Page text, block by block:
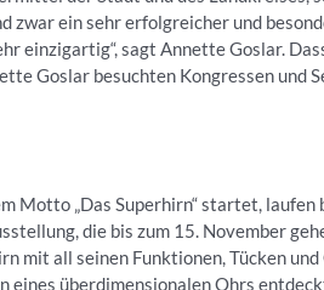
ein sehr erfolgreicher und
einzigartig“, sagt Annette Goslar.
Goslar besuchten Kongressen und
Motto „Das Superhirn“ startet,
die bis zum 15. November
mit all seinen Funktionen, Tücken
eines überdimensionalen Ohrs